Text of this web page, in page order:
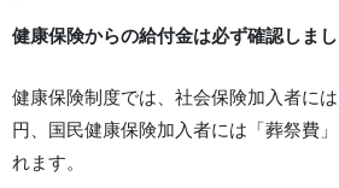
健康保険からの給付金は必ず確認しま
健康保険制度では、社会保険加入者に
円、国民健康保険加入者には「葬祭費
れます。